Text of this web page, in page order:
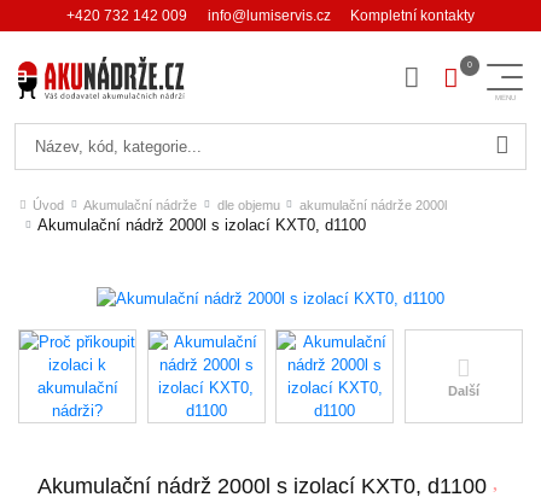
+420 732 142 009 info@lumiservis.cz Kompletní kontakty
Úvod Akumulační nádrže dle objemu akumulační nádrže 2000l
Akumulační nádrž 2000l s izolací KXT0, d1100
Další
Akumulační nádrž 2000l s izolací KXT0, d1100